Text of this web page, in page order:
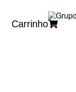
Carrinho